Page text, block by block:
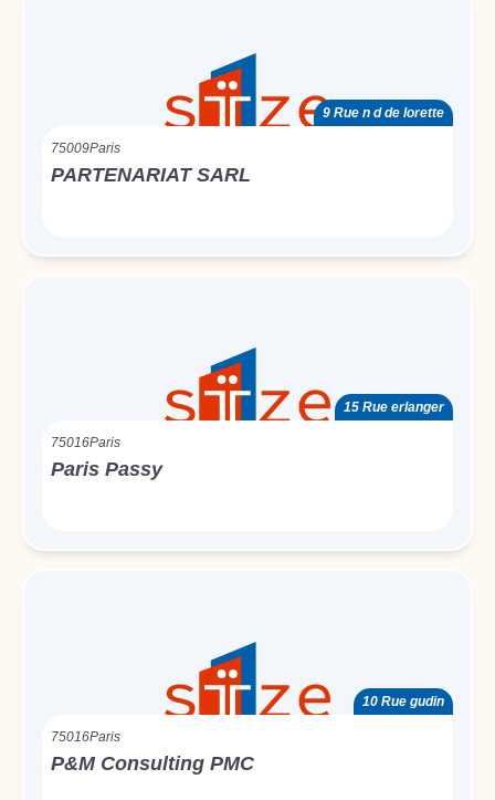
9 Rue n d de lorette
75009Paris
PARTENARIAT SARL
15 Rue erlanger
75016Paris
Paris Passy
10 Rue gudin
75016Paris
P&M Consulting PMC